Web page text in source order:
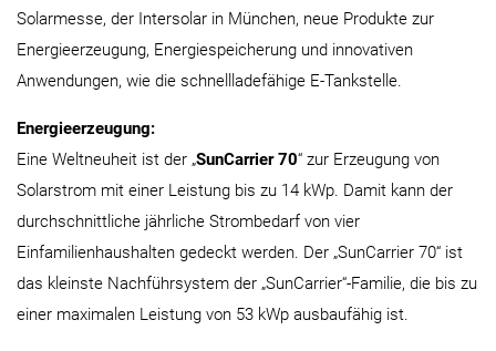
Solarmesse, der Intersolar in München, neue Produkte zur
Energieerzeugung, Energiespeicherung und innovativen
Anwendungen, wie die schnellladefähige E-Tankstelle.
Energieerzeugung:
Eine Weltneuheit ist der „SunCarrier 70“ zur Erzeugung von
Solarstrom mit einer Leistung bis zu 14 kWp. Damit kann der
durchschnittliche jährliche Strombedarf von vier
Einfamilienhaushalten gedeckt werden. Der „SunCarrier 70“ ist
das kleinste Nachführsystem der „SunCarrier“-Familie, die bis zu
einer maximalen Leistung von 53 kWp ausbaufähig ist.